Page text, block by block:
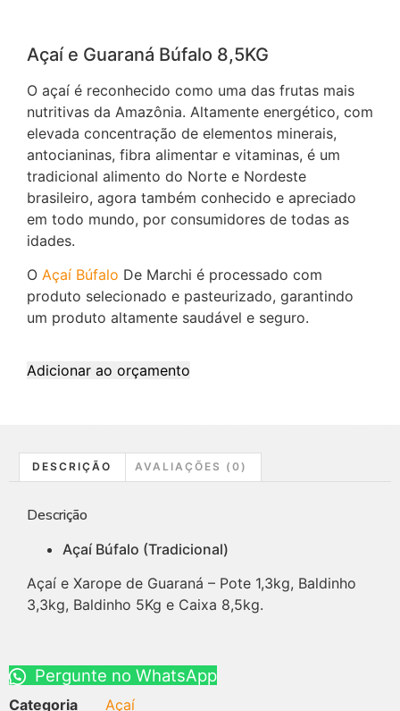
Açaí e Guaraná Búfalo 8,5KG
O açaí é reconhecido como uma das frutas mais
nutritivas da Amazônia. Altamente energético, com
elevada concentração de elementos minerais,
antocianinas, fibra alimentar e vitaminas, é um
tradicional alimento do Norte e Nordeste
brasileiro, agora também conhecido e apreciado
em todo mundo, por consumidores de todas as
idades.
O Açaí Búfalo De Marchi é processado com
produto selecionado e pasteurizado, garantindo
um produto altamente saudável e seguro.
Adicionar ao orçamento
DESCRIÇÃO AVALIAÇÕES (0)
Descrição
Açaí Búfalo (Tradicional)
Açaí e Xarope de Guaraná – Pote 1,3kg, Baldinho
3,3kg, Baldinho 5Kg e Caixa 8,5kg.
Pergunte no WhatsApp
Categoria
Açaí